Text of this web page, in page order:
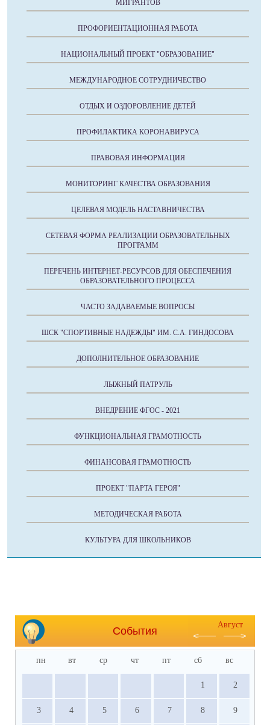
МИГРАНТОВ
ПРОФОРИЕНТАЦИОННАЯ РАБОТА
НАЦИОНАЛЬНЫЙ ПРОЕКТ "ОБРАЗОВАНИЕ"
МЕЖДУНАРОДНОЕ СОТРУДНИЧЕСТВО
ОТДЫХ И ОЗДОРОВЛЕНИЕ ДЕТЕЙ
ПРОФИЛАКТИКА КОРОНАВИРУСА
ПРАВОВАЯ ИНФОРМАЦИЯ
МОНИТОРИНГ КАЧЕСТВА ОБРАЗОВАНИЯ
ЦЕЛЕВАЯ МОДЕЛЬ НАСТАВНИЧЕСТВА
СЕТЕВАЯ ФОРМА РЕАЛИЗАЦИИ ОБРАЗОВАТЕЛЬНЫХ
ПРОГРАММ
ПЕРЕЧЕНЬ ИНТЕРНЕТ-РЕСУРСОВ ДЛЯ ОБЕСПЕЧЕНИЯ
ОБРАЗОВАТЕЛЬНОГО ПРОЦЕССА
ЧАСТО ЗАДАВАЕМЫЕ ВОПРОСЫ
ШСК "СПОРТИВНЫЕ НАДЕЖДЫ" ИМ. С.А. ГИНДОСОВА
ДОПОЛНИТЕЛЬНОЕ ОБРАЗОВАНИЕ
ЛЫЖНЫЙ ПАТРУЛЬ
ВНЕДРЕНИЕ ФГОС - 2021
ФУНКЦИОНАЛЬНАЯ ГРАМОТНОСТЬ
ФИНАНСОВАЯ ГРАМОТНОСТЬ
ПРОЕКТ "ПАРТА ГЕРОЯ"
МЕТОДИЧЕСКАЯ РАБОТА
КУЛЬТУРА ДЛЯ ШКОЛЬНИКОВ
События
Август
пн вт ср чт пт сб вс
1 2
3 4 5 6 7 8 9